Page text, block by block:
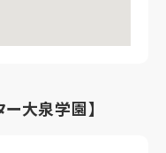
大泉学園】